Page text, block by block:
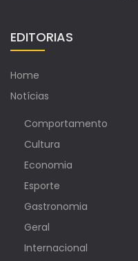
EDITORIAS
Home
Notícias
Comportamento
Cultura
Economia
Esporte
Gastronomia
Geral
Internacional